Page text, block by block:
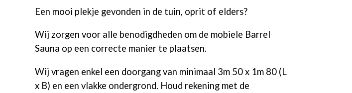
Een mooi plekje gevonden in de tuin, oprit of elders?
Wij zorgen voor alle benodigdheden om de mobiele Barrel
Sauna op een correcte manier te plaatsen.
Wij vragen enkel een doorgang van minimaal 3m 50 x 1m 80 (L
x B) en een vlakke ondergrond. Houd rekening met de